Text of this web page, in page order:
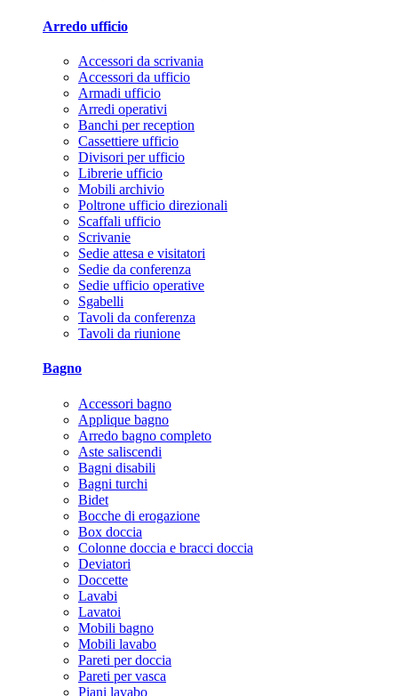
Arredo ufficio
Accessori da scrivania
Accessori da ufficio
Armadi ufficio
Arredi operativi
Banchi per reception
Cassettiere ufficio
Divisori per ufficio
Librerie ufficio
Mobili archivio
Poltrone ufficio direzionali
Scaffali ufficio
Scrivanie
Sedie attesa e visitatori
Sedie da conferenza
Sedie ufficio operative
Sgabelli
Tavoli da conferenza
Tavoli da riunione
Bagno
Accessori bagno
Applique bagno
Arredo bagno completo
Aste saliscendi
Bagni disabili
Bagni turchi
Bidet
Bocche di erogazione
Box doccia
Colonne doccia e bracci doccia
Deviatori
Doccette
Lavabi
Lavatoi
Mobili bagno
Mobili lavabo
Pareti per doccia
Pareti per vasca
Piani lavabo